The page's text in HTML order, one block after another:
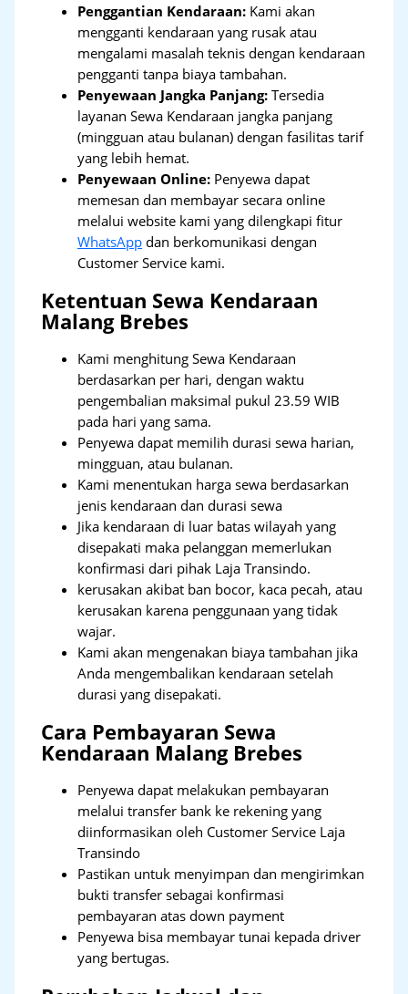
Penggantian Kendaraan: Kami akan
mengganti kendaraan yang rusak atau
mengalami masalah teknis dengan kendaraan
pengganti tanpa biaya tambahan.
Penyewaan Jangka Panjang: Tersedia
layanan Sewa Kendaraan jangka panjang
(mingguan atau bulanan) dengan fasilitas tarif
yang lebih hemat.
Penyewaan Online: Penyewa dapat
memesan dan membayar secara online
melalui website kami yang dilengkapi fitur
WhatsApp dan berkomunikasi dengan
Customer Service kami.
Ketentuan Sewa Kendaraan
Malang Brebes
Kami menghitung Sewa Kendaraan
berdasarkan per hari, dengan waktu
pengembalian maksimal pukul 23.59 WIB
pada hari yang sama.
Penyewa dapat memilih durasi sewa harian,
mingguan, atau bulanan.
Kami menentukan harga sewa berdasarkan
jenis kendaraan dan durasi sewa
Jika kendaraan di luar batas wilayah yang
disepakati maka pelanggan memerlukan
konfirmasi dari pihak Laja Transindo.
kerusakan akibat ban bocor, kaca pecah, atau
kerusakan karena penggunaan yang tidak
wajar.
Kami akan mengenakan biaya tambahan jika
Anda mengembalikan kendaraan setelah
durasi yang disepakati.
Cara Pembayaran Sewa
Kendaraan Malang Brebes
Penyewa dapat melakukan pembayaran
melalui transfer bank ke rekening yang
diinformasikan oleh Customer Service Laja
Transindo
Pastikan untuk menyimpan dan mengirimkan
bukti transfer sebagai konfirmasi
pembayaran atas down payment
Penyewa bisa membayar tunai kepada driver
yang bertugas.